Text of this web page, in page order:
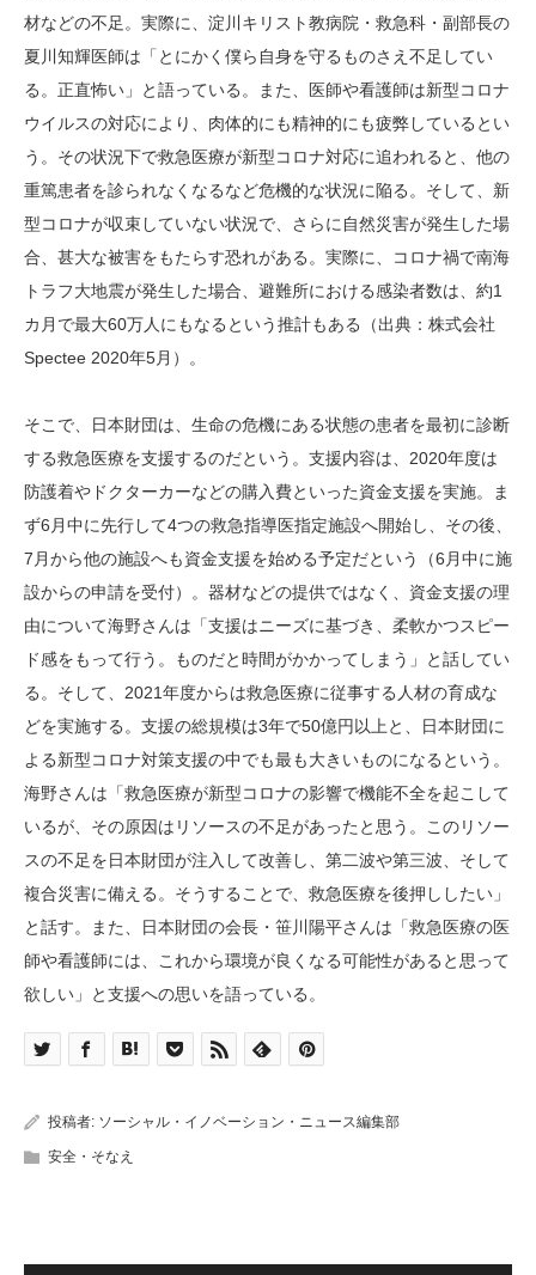
材などの不足。実際に、淀川キリスト教病院・救急科・副部長の
夏川知輝医師は「とにかく僕ら自身を守るものさえ不足してい
る。正直怖い」と語っている。また、医師や看護師は新型コロナ
ウイルスの対応により、肉体的にも精神的にも疲弊しているとい
う。その状況下で救急医療が新型コロナ対応に追われると、他の
重篤患者を診られなくなるなど危機的な状況に陥る。そして、新
型コロナが収束していない状況で、さらに自然災害が発生した場
合、甚大な被害をもたらす恐れがある。実際に、コロナ禍で南海
トラフ大地震が発生した場合、避難所における感染者数は、約1
カ月で最大60万人にもなるという推計もある（出典：株式会社
Spectee 2020年5月）。
そこで、日本財団は、生命の危機にある状態の患者を最初に診断
する救急医療を支援するのだという。支援内容は、2020年度は
防護着やドクターカーなどの購入費といった資金支援を実施。ま
ず6月中に先行して4つの救急指導医指定施設へ開始し、その後、
7月から他の施設へも資金支援を始める予定だという（6月中に施
設からの申請を受付）。器材などの提供ではなく、資金支援の理
由について海野さんは「支援はニーズに基づき、柔軟かつスピー
ド感をもって行う。ものだと時間がかかってしまう」と話してい
る。そして、2021年度からは救急医療に従事する人材の育成な
どを実施する。支援の総規模は3年で50億円以上と、日本財団に
よる新型コロナ対策支援の中でも最も大きいものになるという。
海野さんは「救急医療が新型コロナの影響で機能不全を起こして
いるが、その原因はリソースの不足があったと思う。このリソー
スの不足を日本財団が注入して改善し、第二波や第三波、そして
複合災害に備える。そうすることで、救急医療を後押ししたい」
と話す。また、日本財団の会長・笹川陽平さんは「救急医療の医
師や看護師には、これから環境が良くなる可能性があると思って
欲しい」と支援への思いを語っている。
投稿者: ソーシャル・イノベーション・ニュース編集部
安全・そなえ